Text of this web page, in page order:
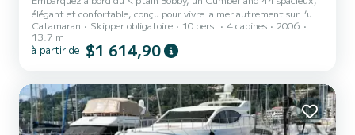
élégant et confortable, conçu pour vivre la mer autrement sur l’un
des plus beaux terrains de jeu au monde : la Côte d’Azur, de Monaco
à Saint-Tropez. Ici, tout est pensé pour offrir une expérience fluide,
haut de gamme et sans contrainte. À bord, vous profitez d’une
K’ptain Bobby est idéal pour une journée...
Catamaran Skipper obligatoire 10 pers. 4 cabines
2006
13.7 m
à partir de $1 614,90